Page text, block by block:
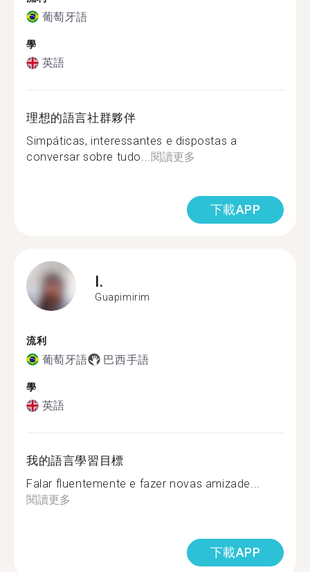
葡萄牙語
學
英語
理想的語言社群夥伴
Simpáticas, interessantes e dispostas a
conversar sobre tudo...閱讀更多
下載APP
I.
Guapimirim
流利
葡萄牙語 巴西手語
學
英語
我的語言學習目標
Falar fluentemente e fazer novas amizade...
閱讀更多
下載APP